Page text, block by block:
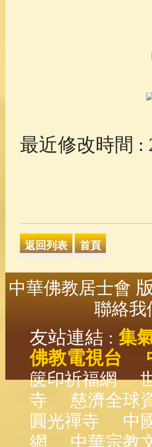
最近修改時間 :
中華佛教居士會
聯絡我
友站連結 : 集
佛教電視台
篋印祈福網
寺
慈濟全球
圓光禪寺
中
網
中華宗教